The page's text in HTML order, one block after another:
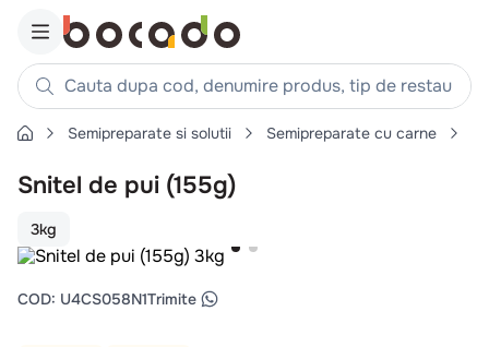
Cauta dupa cod, denumire produs, tip de restaurant,
Căutări populare
1. cartofi
.
3. pui
4. chifle
Semipreparate si solutii Semipreparate cu carne
Snitel de pui (155g)
3kg
COD: U4CS058N1Trimite